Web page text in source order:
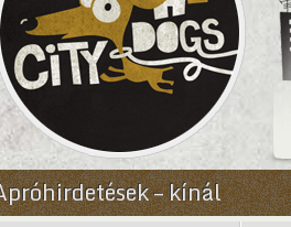
– kínál